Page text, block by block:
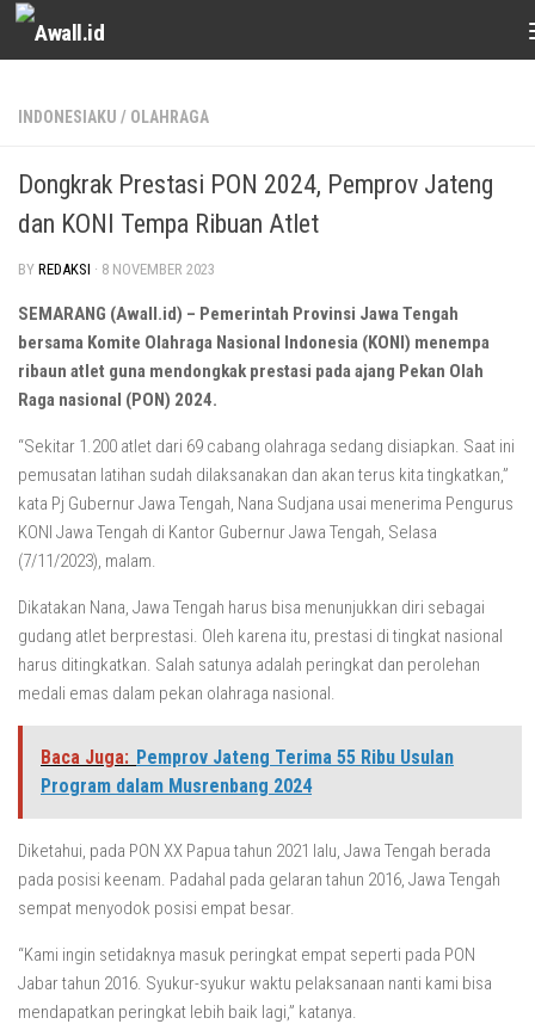
Skip to content
INDONESIAKU / OLAHRAGA
Dongkrak Prestasi PON 2024, Pemprov Jateng
dan KONI Tempa Ribuan Atlet
BY REDAKSI · 8 NOVEMBER 2023
SEMARANG (Awall.id) – Pemerintah Provinsi Jawa Tengah
bersama Komite Olahraga Nasional Indonesia (KONI) menempa
ribaun atlet guna mendongkak prestasi pada ajang Pekan Olah
Raga nasional (PON) 2024.
“Sekitar 1.200 atlet dari 69 cabang olahraga sedang disiapkan. Saat ini
pemusatan latihan sudah dilaksanakan dan akan terus kita tingkatkan,”
kata Pj Gubernur Jawa Tengah, Nana Sudjana usai menerima Pengurus
KONI Jawa Tengah di Kantor Gubernur Jawa Tengah, Selasa
(7/11/2023), malam.
Dikatakan Nana, Jawa Tengah harus bisa menunjukkan diri sebagai
gudang atlet berprestasi. Oleh karena itu, prestasi di tingkat nasional
harus ditingkatkan. Salah satunya adalah peringkat dan perolehan
medali emas dalam pekan olahraga nasional.
Baca Juga: Pemprov Jateng Terima 55 Ribu Usulan
Program dalam Musrenbang 2024
Diketahui, pada PON XX Papua tahun 2021 lalu, Jawa Tengah berada
pada posisi keenam. Padahal pada gelaran tahun 2016, Jawa Tengah
sempat menyodok posisi empat besar.
“Kami ingin setidaknya masuk peringkat empat seperti pada PON
Jabar tahun 2016. Syukur-syukur waktu pelaksanaan nanti kami bisa
mendapatkan peringkat lebih baik lagi,” katanya.